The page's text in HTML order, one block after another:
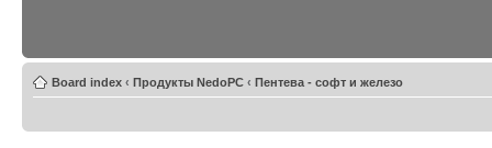
Board index ‹ Продукты NedoPC ‹ Пентева - софт и железо